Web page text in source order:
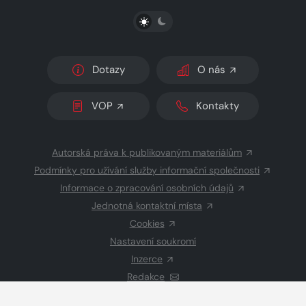
PŘEPNOUT SVĚTLÝ/TMAVÝ REŽIM
Dotazy O nás
VOP Kontakty
Autorská práva k publikovaným materiálům
Podmínky pro užívání služby informační společnosti
Informace o zpracování osobních údajů
Jednotná kontaktní místa
Cookies
Nastavení soukromí
Inzerce
Redakce